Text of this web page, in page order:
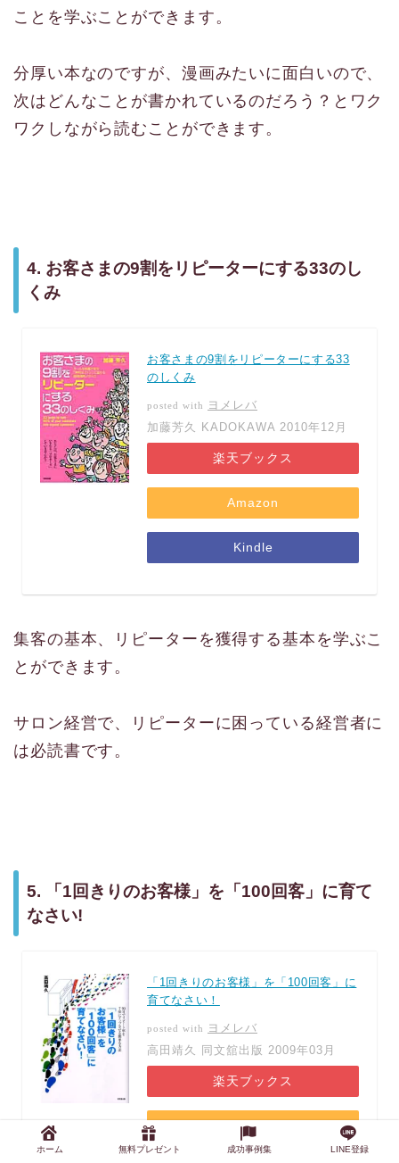
ことを学ぶことができます。
分厚い本なのですが、漫画みたいに面白いので、
次はどんなことが書かれているのだろう？とワク
ワクしながら読むことができます。
4. お客さまの9割をリピーターにする33のし
くみ
お客さまの9割をリピーターにする33
のしくみ
posted with
ヨメレバ
加藤芳久 KADOKAWA 2010年12月
楽天ブックス
Amazon
Kindle
集客の基本、リピーターを獲得する基本を学ぶこ
とができます。
サロン経営で、リピーターに困っている経営者に
は必読書です。
5. 「1回きりのお客様」を「100回客」に育て
なさい!
「1回きりのお客様」を「100回客」に
育てなさい！
posted with
ヨメレバ
高田靖久 同文舘出版 2009年03月
楽天ブックス
Amazon
ホーム 無料プレゼント 成功事例集 LINE登録